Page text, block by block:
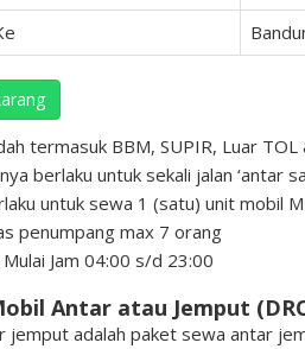
termasuk BBM, SUPIR, Luar TOL
berlaku untuk sekali jalan ‘antar
untuk sewa 1 (satu) unit mobil
penumpang max 7 orang
Jam 04:00 s/d 23:00
Antar atau Jemput
jemput adalah paket sewa antar